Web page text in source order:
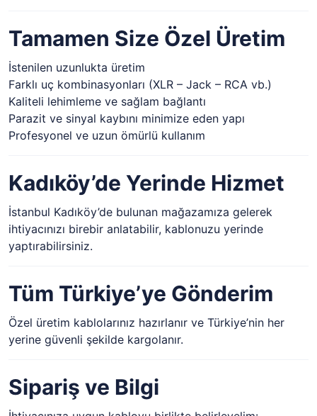
Tamamen Size Özel Üretim
İstenilen uzunlukta üretim
Farklı uç kombinasyonları (XLR – Jack – RCA vb.)
Kaliteli lehimleme ve sağlam bağlantı
Parazit ve sinyal kaybını minimize eden yapı
Profesyonel ve uzun ömürlü kullanım
Kadıköy’de Yerinde Hizmet
İstanbul Kadıköy’de bulunan mağazamıza gelerek
ihtiyacınızı birebir anlatabilir, kablonuzu yerinde
yaptırabilirsiniz.
Tüm Türkiye’ye Gönderim
Özel üretim kablolarınız hazırlanır ve Türkiye’nin her
yerine güvenli şekilde kargolanır.
Sipariş ve Bilgi